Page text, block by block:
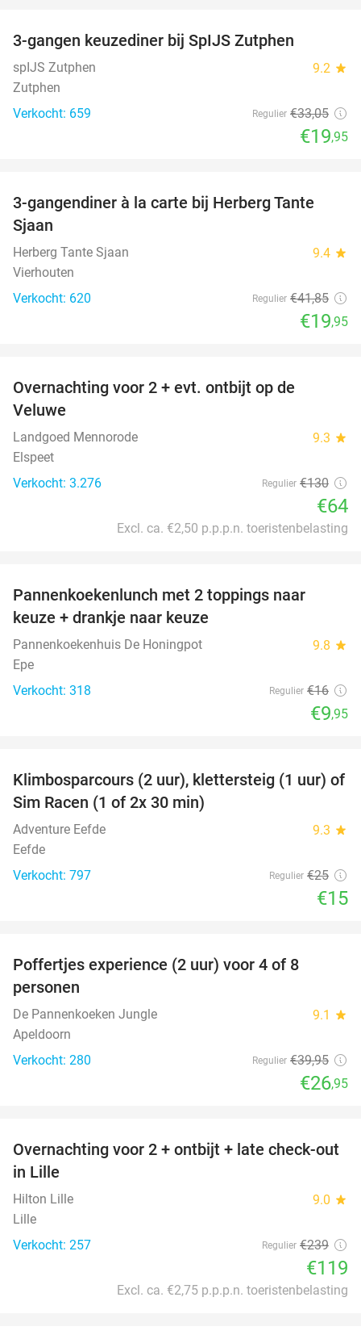
3-gangen keuzediner bij SpIJS Zutphen
spIJS Zutphen 9.2 star
Zutphen
Verkocht: 659
Regulier €33,05
€19,95
52%
3-gangendiner à la carte bij Herberg Tante
Sjaan
Herberg Tante Sjaan 9.4 star
Vierhouten
Verkocht: 620
Regulier €41,85
€19,95
Overnachting voor 2 + evt. ontbijt op de
Veluwe
Landgoed Mennorode 9.3 star
Elspeet
Verkocht: 3.276
Regulier €130
€64
Excl. ca. €2,50 p.p.p.n. toeristenbelasting
Pannenkoekenlunch met 2 toppings naar
keuze + drankje naar keuze
Pannenkoekenhuis De Honingpot 9.8 star
Epe
Verkocht: 318
Regulier €16
€9,95
40%
Klimbosparcours (2 uur), klettersteig (1 uur) of
Sim Racen (1 of 2x 30 min)
Adventure Eefde 9.3 star
Eefde
Verkocht: 797
Regulier €25
€15
Poffertjes experience (2 uur) voor 4 of 8
personen
De Pannenkoeken Jungle 9.1 star
Apeldoorn
Verkocht: 280
Regulier €39,95
€26,95
50%
Overnachting voor 2 + ontbijt + late check-out
in Lille
Hilton Lille 9.0 star
Lille
Verkocht: 257
Regulier €239
€119
Excl. ca. €2,75 p.p.p.n. toeristenbelasting